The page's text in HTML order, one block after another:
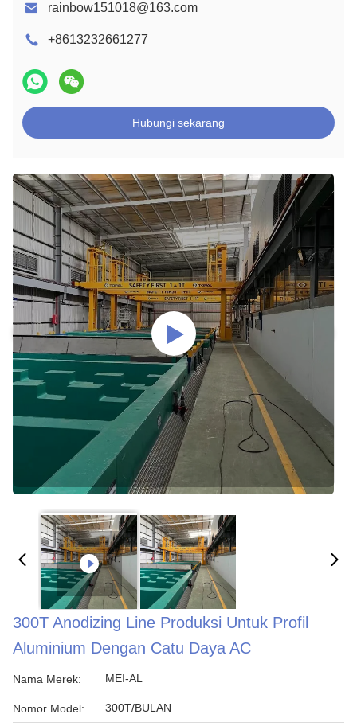
rainbow151018@163.com
+8613232661277
Hubungi sekarang
300T Anodizing Line Produksi Untuk Profil
Aluminium Dengan Catu Daya AC
Nama Merek: MEI-AL
Nomor Model: 300T/BULAN